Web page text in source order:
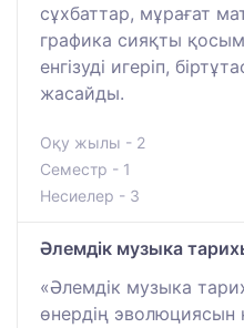
сұхбаттар, мұрағат
графика сияқты
енгізуді игеріп,
жасайды.
Оқу жылы - 2
Семестр - 1
Несиелер - 3
Әлемдік музыка
«Әлемдік музыка
өнердің эволюциясын